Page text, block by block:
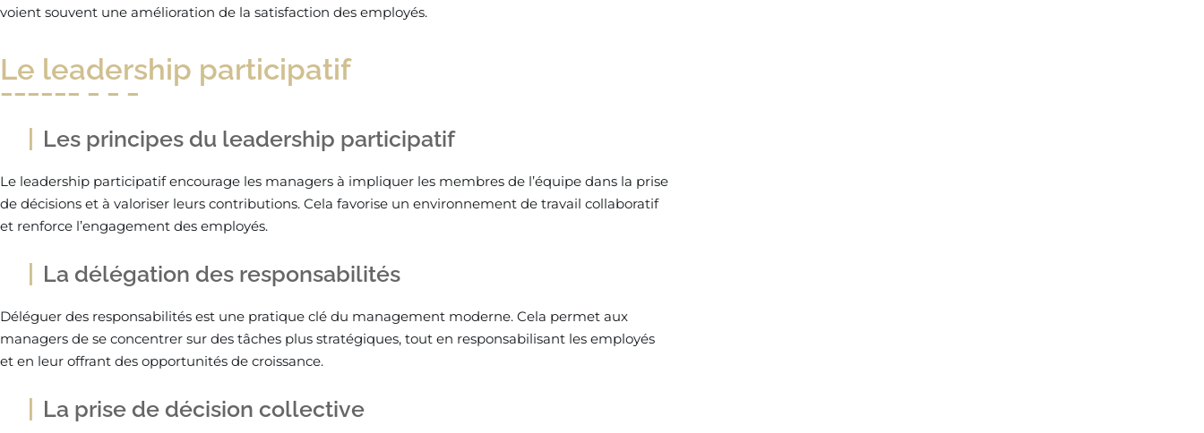
voient souvent une amélioration de la satisfaction des employés.
Le leadership participatif
Les principes du leadership participatif
Le leadership participatif encourage les managers à impliquer les membres de l’équipe dans la prise
de décisions et à valoriser leurs contributions. Cela favorise un environnement de travail collaboratif
et renforce l’engagement des employés.
La délégation des responsabilités
Déléguer des responsabilités est une pratique clé du management moderne. Cela permet aux
managers de se concentrer sur des tâches plus stratégiques, tout en responsabilisant les employés
et en leur offrant des opportunités de croissance.
La prise de décision collective